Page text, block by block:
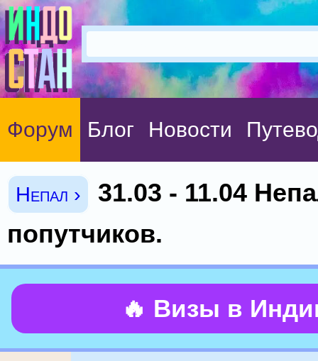
Форум Блог Новости
Непал ›
31.03 - 11.04
попутчиков.
🔥 Визы в